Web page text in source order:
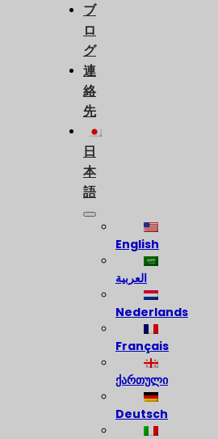
ブ
ロ
グ
連
絡
先
日
本
語
English
العربية
Nederlands
Français
ქართული
Deutsch